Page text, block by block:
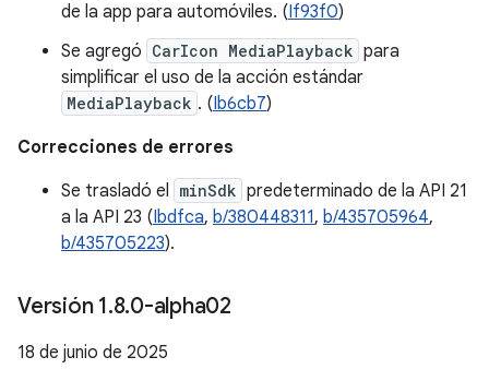
de la app para automóviles. (If93f0)
Se agregó CarIcon MediaPlayback para
simplificar el uso de la acción estándar
MediaPlayback . (Ib6cb7)
Correcciones de errores
Se trasladó el minSdk predeterminado de la API 21
a la API 23 (Ibdfca, b/380448311, b/435705964,
b/435705223).
Versión 1.8.0-alpha02
18 de junio de 2025